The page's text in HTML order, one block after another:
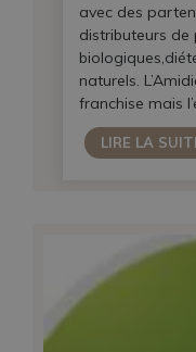
avec des
distributeurs de
naturels.
franchise mais
LIRE LA